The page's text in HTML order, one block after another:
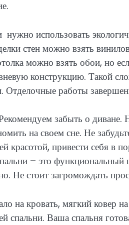
использовать
стен можно взять
можно взять обои, но
конструкцию. Такой
Отделочные работы
забыть о
на своем сне. Не
красотой, привести себя в
– это функциональный
Не стоит загромождать
кровать, мягкий ковер на
спальни. Ваша спальня